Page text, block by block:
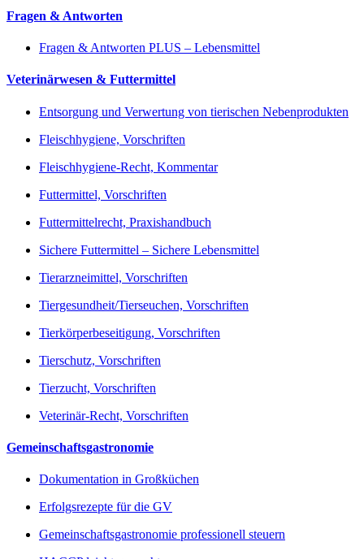
Fragen & Antworten
Fragen & Antworten PLUS – Lebensmittel
Veterinärwesen & Futtermittel
Entsorgung und Verwertung von tierischen Nebenprodukten
Fleischhygiene, Vorschriften
Fleischhygiene-Recht, Kommentar
Futtermittel, Vorschriften
Futtermittelrecht, Praxishandbuch
Sichere Futtermittel – Sichere Lebensmittel
Tierarzneimittel, Vorschriften
Tiergesundheit/Tierseuchen, Vorschriften
Tierkörperbeseitigung, Vorschriften
Tierschutz, Vorschriften
Tierzucht, Vorschriften
Veterinär-Recht, Vorschriften
Gemeinschaftsgastronomie
Dokumentation in Großküchen
Erfolgsrezepte für die GV
Gemeinschaftsgastronomie professionell steuern